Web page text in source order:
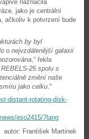
naznačila
jako je centrální
ačkoliv k potvrzení bude
by byl
o nejvzdálenější galaxii
,“ řekla
25 spolu s
změní naše
jako celku .“
distant-rotating-disk-
eso2415/?lang
autor: František Martinek